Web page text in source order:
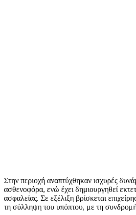
Στην περιοχή αναπτύχθηκαν ισχυρές
ασθενοφόρα, ενώ έχει δημιουργηθεί
ασφαλείας. Σε εξέλιξη βρίσκεται
τη σύλληψη του υπόπτου, με τη συνδρομή